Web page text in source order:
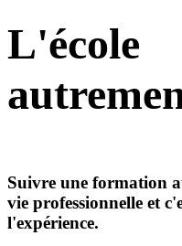
L'école
Suivre une formation
vie professionnelle et
l'expérience.